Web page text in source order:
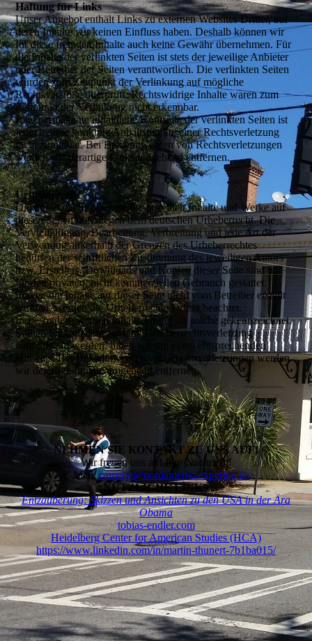
Haftung für Links
Unser Angebot enthält Links zu externen Websites Dritter, auf
deren Inhalte wir keinen Einfluss haben. Deshalb können wir
für diese fremden Inhalte auch keine Gewähr übernehmen. Für
die Inhalte der verlinkten Seiten ist stets der jeweilige Anbieter
oder Betreiber der Seiten verantwortlich. Die verlinkten Seiten
wurden zum Zeitpunkt der Verlinkung auf mögliche
Rechtsverstöße überprüft. Rechtswidrige Inhalte waren zum
Zeitpunkt der Verlinkung nicht erkennbar.
Eine permanente inhaltliche Kontrolle der verlinkten Seiten ist
jedoch ohne konkrete Anhaltspunkte einer Rechtsverletzung
nicht zumutbar. Bei Bekanntwerden von Rechtsverletzungen
werden wir derartige Links umgehend entfernen.
Urheberrecht
Die durch die Seitenbetreiber erstellten Inhalte und Werke auf
diesen Seiten unterliegen dem deutschen Urheberrecht. Die
Vervielfältigung, Bearbeitung, Verbreitung und jede Art der
Verwertung außerhalb der Grenzen des Urheberrechtes
bedürfen der schriftlichen Zustimmung des jeweiligen Autors
bzw. Erstellers. Downloads und Kopien dieser Seite sind nur
für den privaten, nicht kommerziellen Gebrauch gestattet.
Soweit die Inhalte auf dieser Seite nicht vom Betreiber erstellt
wurden, werden die Urheberrechte Dritter beachtet.
Insbesondere werden Inhalte Dritter als solche gekennzeichnet.
Sollten Sie trotzdem auf eine Urheberrechtsverletzung
aufmerksam werden, bitten wir um einen entsprechenden
Hinweis. Bei Bekanntwerden von Rechtsverletzungen werden
wir derartige Inhalte umgehend entfernen.
NEHMEN SIE KONTAKT ZU UNS AUF!
Wir freuen uns auf Ihre Nachricht!
E-Mail:camelot@nordamerikaexperten.de
NÜTZLICHE LINKS
Entzauberung: Skizzen und Ansichten zu den USA in der Ära
Obama
tobias-endler.com
Heidelberg Center for American Studies (HCA)
https://www.linkedin.com/in/martin-thunert-7b1ba015/